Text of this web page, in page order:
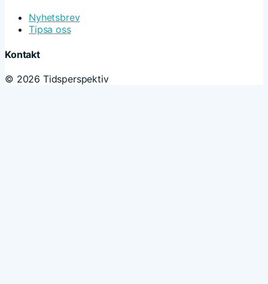
Nyhetsbrev
Tipsa oss
Kontakt
© 2026 Tidsperspektiv